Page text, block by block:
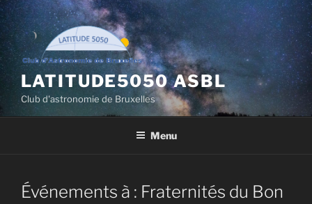
Aller
au
contenu
principal
LATITUDE5050 ASBL
Club d'astronomie de Bruxelles
Menu
Événements à : Fraternités du Bon